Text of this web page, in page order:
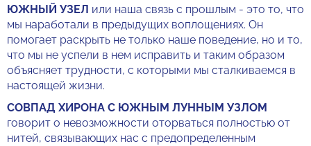
ЮЖНЫЙ УЗЕЛ или наша связь с прошлым - это то, что
мы наработали в предыдущих воплощениях. Он
помогает раскрыть не только наше поведение, но и то,
что мы не успели в нем исправить и таким образом
объясняет трудности, с которыми мы сталкиваемся в
настоящей жизни.
СОВПАД ХИРОНА С ЮЖНЫМ ЛУННЫМ УЗЛОМ
говорит о невозможности оторваться полностью от
нитей, связывающих нас с предопределенным